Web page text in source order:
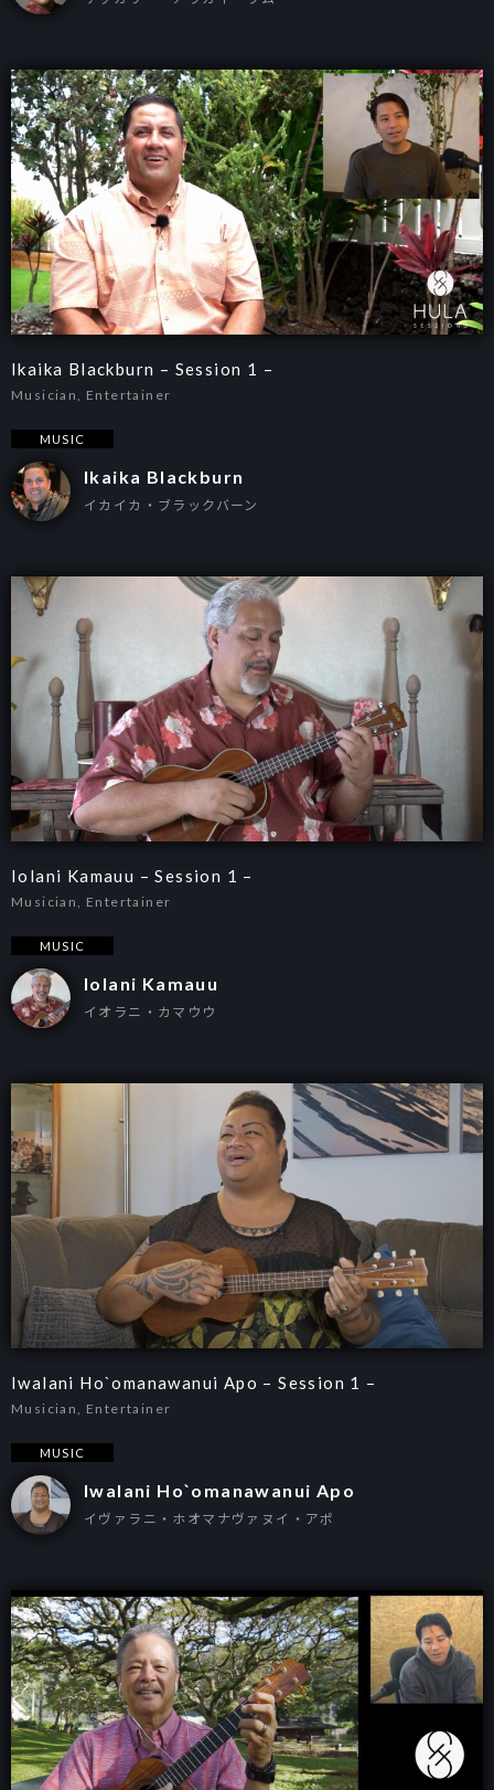
Ikaika Blackburn – Session 1 –
Musician, Entertainer
MUSIC
Ikaika Blackburn
イカイカ・ブラックバーン
Iolani Kamauu – Session 1 –
Musician, Entertainer
MUSIC
Iolani Kamauu
イオラニ・カマウウ
Iwalani Ho`omanawanui Apo – Session 1 –
Musician, Entertainer
MUSIC
Iwalani Ho`omanawanui Apo
イヴァラニ・ホオマナヴァヌイ・アポ